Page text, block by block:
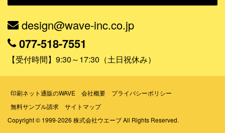
学校・塾・習い事
コンサート・ライブ・演劇
活用シーンで探す
design@wave-inc.co.jp
077-518-7551
【受付時間】9:30～17:30（土日祝休み）
印刷ネット通販のWAVE 会社概要
プライバシーポリシー
無料サンプル請求
サイトマップ
Copyright © 1999-2026 株式会社ウエーブ All Rights Reserved.